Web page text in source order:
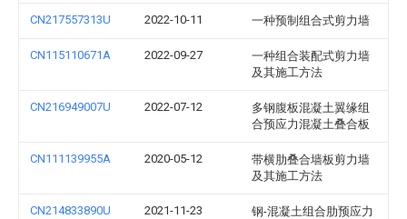
CN217557313U 2022-10-11 一种预制组合式剪力墙
CN115110671A 2022-09-27
一种组合装配式剪力墙
及其施工方法
CN216949007U 2022-07-12
多钢腹板混凝土翼缘组
合预应力混凝土叠合板
CN111139955A 2020-05-12
带横肋叠合墙板剪力墙
及其施工方法
CN214833890U 2021-11-23
钢-混凝土组合肋预应力